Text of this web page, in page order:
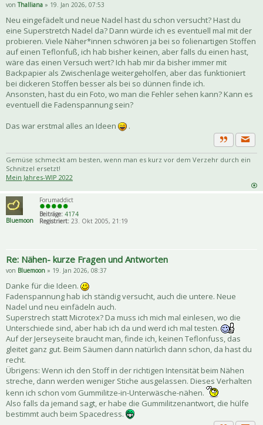
von Thalliana » 19. Jan 2026, 07:53
Neu eingefädelt und neue Nadel hast du schon versucht? Hast du
eine Superstretch Nadel da? Dann würde ich es eventuell mal mit der
probieren. Viele Näher*innen schwören ja bei so folienartigen Stoffen
auf einen Teflonfuß, ich hab bisher keinen, aber falls du einen hast,
wäre das einen Versuch wert? Ich hab mir da bisher immer mit
Backpapier als Zwischenlage weitergeholfen, aber das funktioniert
bei dickeren Stoffen besser als bei so dünnen finde ich.
Ansonsten, hast du ein Foto, wo man die Fehler sehen kann? Kann es
eventuell die Fadenspannung sein?
Das war erstmal alles an Ideen
.
Zitat
Gemüse schmeckt am besten, wenn man es kurz vor dem Verzehr durch ein
Schnitzel ersetzt!
Mein Jahres-WIP 2022
Bluemoon
Forumaddict
Beiträge: 4174
Registriert: 23. Okt 2005, 21:19
Re: Nähen- kurze Fragen und Antworten
von Bluemoon » 19. Jan 2026, 08:37
Danke für die Ideen.
Fadenspannung hab ich ständig versucht, auch die untere. Neue
Nadel und neu einfädeln auch.
Superstrech statt Microtex? Da muss ich mich mal einlesen, wo die
Unterschiede sind, aber hab ich da und werd ich mal testen.
Auf der Jerseyseite braucht man, finde ich, keinen Teflonfuss, das
gleitet ganz gut. Beim Säumen dann natürlich dann schon, da hast du
recht.
Übrigens: Wenn ich den Stoff in der richtigen Intensität beim Nähen
streche, dann werden weniger Stiche ausgelassen. Dieses Verhalten
kenn ich schon vom Gummilitze-in-Unterwäsche-nähen.
Also falls da jemand sagt, er habe die Gummilitzenantwort, die hülfe
bestimmt auch beim Spacedress.